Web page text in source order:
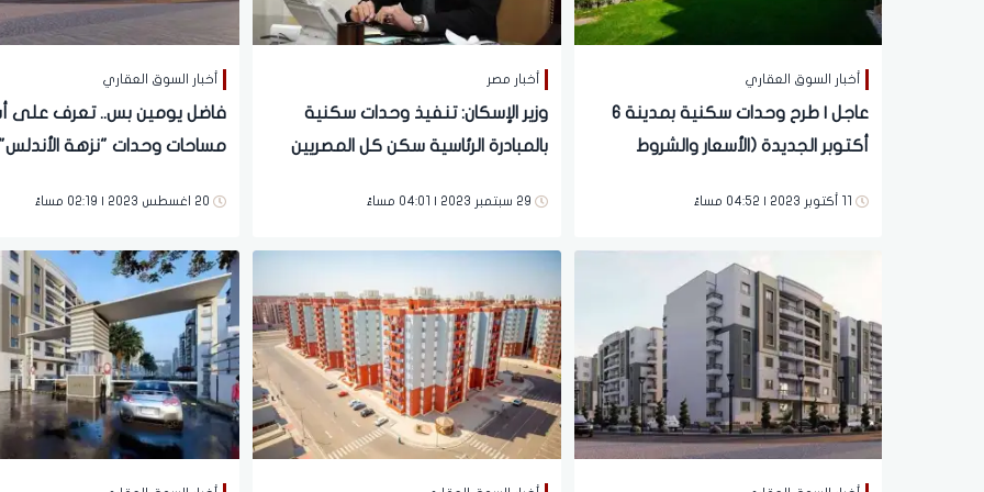
أخبار السوق العقاري
عاجل | طرح وحدات سكنية بمدينة 6
أكتوبر الجديدة (الأسعار والشروط
أخبار مصر
وزير الإسكان: تنفيذ وحدات سكنية
بالمبادرة الرئاسية سكن كل المصريين
29 سبتمبر 2023 | 04:01 مساءً
أخبار السوق العقاري
فاضل يومين بس.. تعرف على
مساحات وحدات "نزهة
20 اغسطس 2023 | 02:19 مساءً